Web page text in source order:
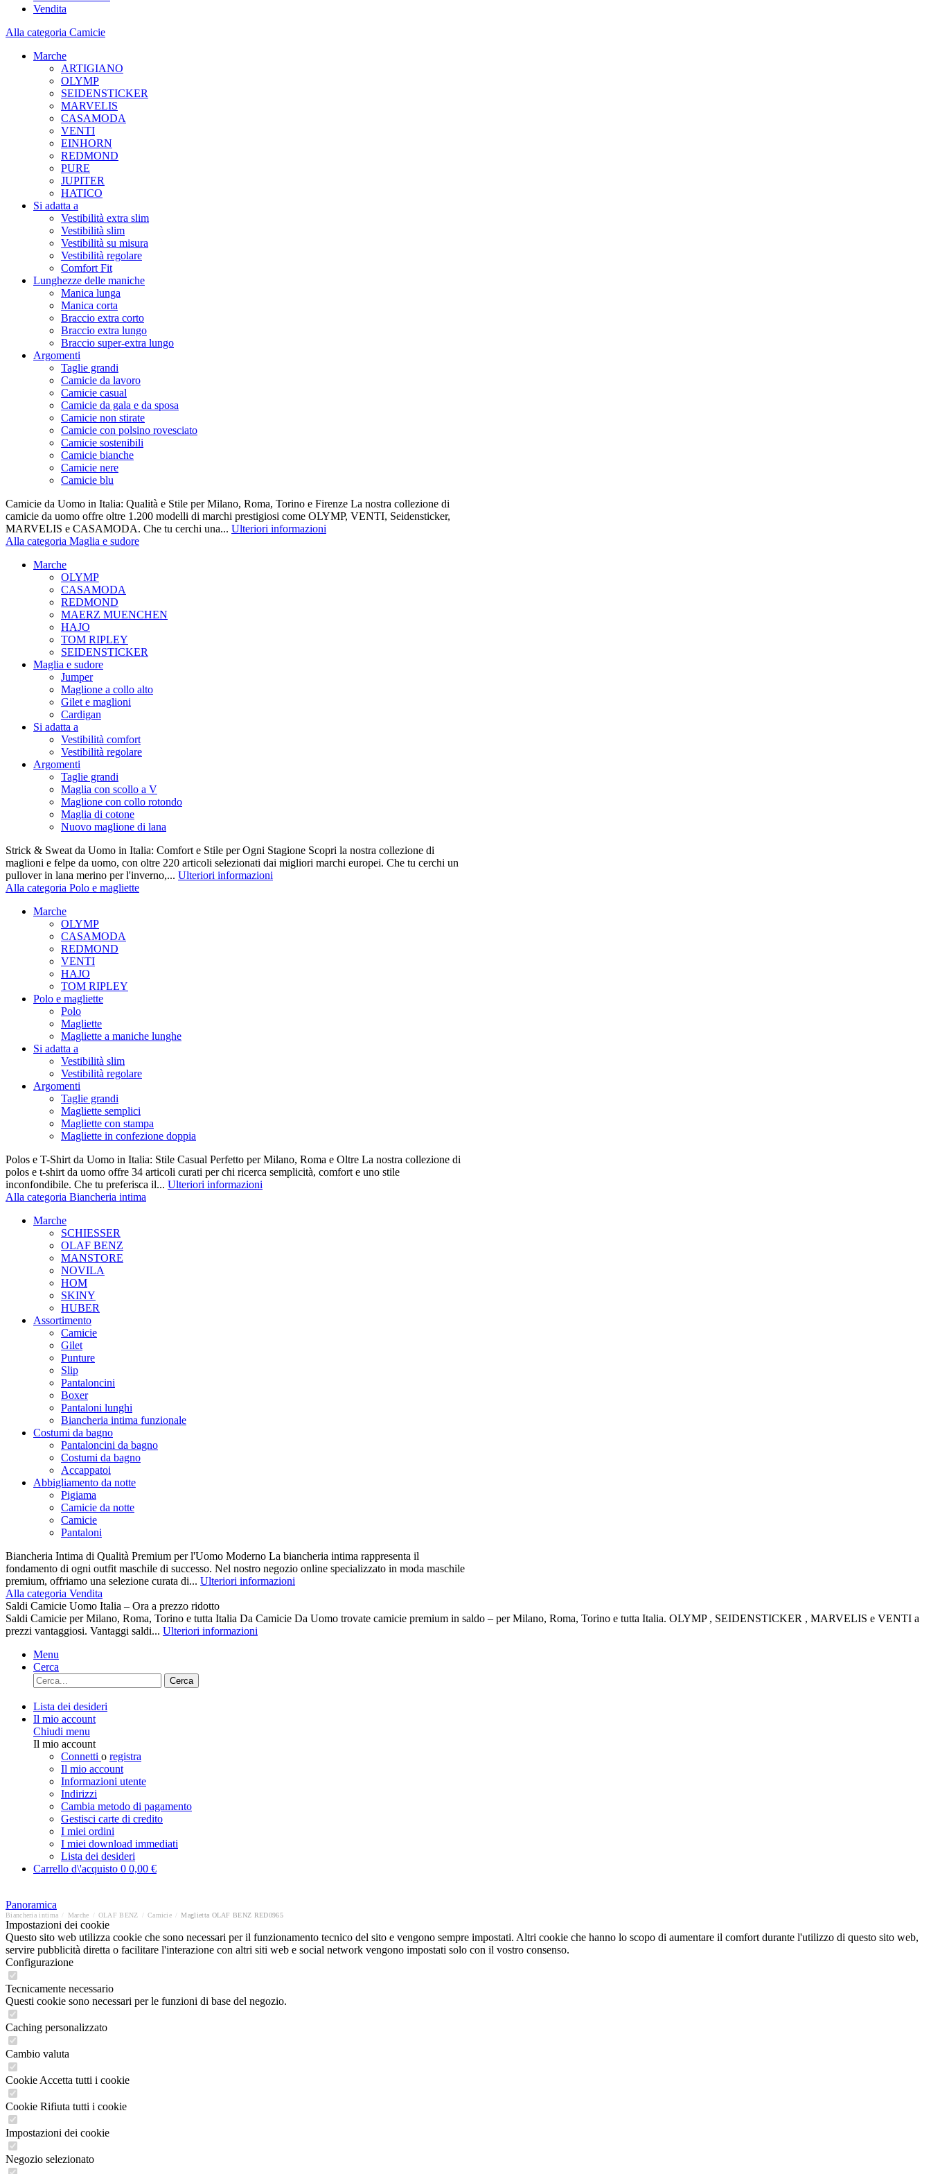
Vendita
Alla categoria Camicie
Marche
ARTIGIANO
OLYMP
SEIDENSTICKER
MARVELIS
CASAMODA
VENTI
EINHORN
REDMOND
PURE
JUPITER
HATICO
Si adatta a
Vestibilità extra slim
Vestibilità slim
Vestibilità su misura
Vestibilità regolare
Comfort Fit
Lunghezze delle maniche
Manica lunga
Manica corta
Braccio extra corto
Braccio extra lungo
Braccio super-extra lungo
Argomenti
Taglie grandi
Camicie da lavoro
Camicie casual
Camicie da gala e da sposa
Camicie non stirate
Camicie con polsino rovesciato
Camicie sostenibili
Camicie bianche
Camicie nere
Camicie blu
Camicie da Uomo in Italia: Qualità e Stile per Milano, Roma, Torino e Firenze La nostra collezione di
camicie da uomo offre oltre 1.200 modelli di marchi prestigiosi come OLYMP, VENTI, Seidensticker,
MARVELIS e CASAMODA. Che tu cerchi una... Ulteriori informazioni
Alla categoria Maglia e sudore
Marche
OLYMP
CASAMODA
REDMOND
MAERZ MUENCHEN
HAJO
TOM RIPLEY
SEIDENSTICKER
Maglia e sudore
Jumper
Maglione a collo alto
Gilet e maglioni
Cardigan
Si adatta a
Vestibilità comfort
Vestibilità regolare
Argomenti
Taglie grandi
Maglia con scollo a V
Maglione con collo rotondo
Maglia di cotone
Nuovo maglione di lana
Strick & Sweat da Uomo in Italia: Comfort e Stile per Ogni Stagione Scopri la nostra collezione di
maglioni e felpe da uomo, con oltre 220 articoli selezionati dai migliori marchi europei. Che tu cerchi un
pullover in lana merino per l'inverno,... Ulteriori informazioni
Alla categoria Polo e magliette
Marche
OLYMP
CASAMODA
REDMOND
VENTI
HAJO
TOM RIPLEY
Polo e magliette
Polo
Magliette
Magliette a maniche lunghe
Si adatta a
Vestibilità slim
Vestibilità regolare
Argomenti
Taglie grandi
Magliette semplici
Magliette con stampa
Magliette in confezione doppia
Polos e T-Shirt da Uomo in Italia: Stile Casual Perfetto per Milano, Roma e Oltre La nostra collezione di
polos e t-shirt da uomo offre 34 articoli curati per chi ricerca semplicità, comfort e uno stile
inconfondibile. Che tu preferisca il... Ulteriori informazioni
Alla categoria Biancheria intima
Marche
SCHIESSER
OLAF BENZ
MANSTORE
NOVILA
HOM
SKINY
HUBER
Assortimento
Camicie
Gilet
Punture
Slip
Pantaloncini
Boxer
Pantaloni lunghi
Biancheria intima funzionale
Costumi da bagno
Pantaloncini da bagno
Costumi da bagno
Accappatoi
Abbigliamento da notte
Pigiama
Camicie da notte
Camicie
Pantaloni
Biancheria Intima di Qualità Premium per l'Uomo Moderno La biancheria intima rappresenta il
fondamento di ogni outfit maschile di successo. Nel nostro negozio online specializzato in moda maschile
premium, offriamo una selezione curata di... Ulteriori informazioni
Alla categoria Vendita
Saldi Camicie Uomo Italia – Ora a prezzo ridotto
Saldi Camicie per Milano, Roma, Torino e tutta Italia Da Camicie Da Uomo trovate camicie premium in saldo – per Milano, Roma, Torino e tutta Italia. OLYMP , SEIDENSTICKER , MARVELIS e VENTI a
prezzi vantaggiosi. Vantaggi saldi... Ulteriori informazioni
Menu
Cerca
Cerca
Lista dei desideri
Il mio account
Chiudi menu
Il mio account
Connetti o registra
Il mio account
Informazioni utente
Indirizzi
Cambia metodo di pagamento
Gestisci carte di credito
I miei ordini
I miei download immediati
Lista dei desideri
Carrello d\'acquisto 0 0,00 €
Panoramica
Biancheria intima Marche OLAF BENZ Camicie Maglietta OLAF BENZ RED0965
Impostazioni dei cookie
Questo sito web utilizza cookie che sono necessari per il funzionamento tecnico del sito e vengono sempre impostati. Altri cookie che hanno lo scopo di aumentare il comfort durante l'utilizzo di questo sito web,
servire pubblicità diretta o facilitare l'interazione con altri siti web e social network vengono impostati solo con il vostro consenso.
Configurazione
Tecnicamente necessario
Questi cookie sono necessari per le funzioni di base del negozio.
Caching personalizzato
Cambio valuta
Cookie Accetta tutti i cookie
Cookie Rifiuta tutti i cookie
Impostazioni dei cookie
Negozio selezionato